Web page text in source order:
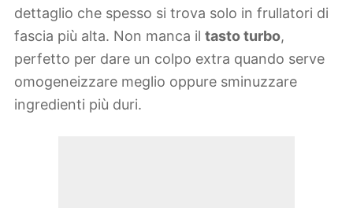
dettaglio che spesso si trova solo in frullatori di
fascia più alta. Non manca il tasto turbo,
perfetto per dare un colpo extra quando serve
omogeneizzare meglio oppure sminuzzare
ingredienti più duri.